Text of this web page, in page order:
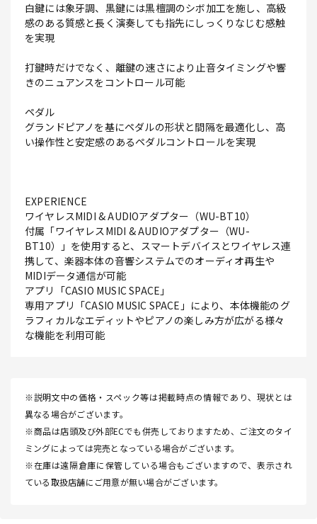
白鍵には象牙調、黒鍵には黒檀調のシボ加工を施し、高級
感のある質感と長く演奏しても指先にしっくりなじむ感触
を実現
打鍵時だけでなく、離鍵の速さにより止音タイミングや響
きのニュアンスをコントロール可能
ペダル
グランドピアノを基にペダルの形状と間隔を最適化し、高
い操作性と安定感のあるペダルコントロールを実現
EXPERIENCE
ワイヤレスMIDI & AUDIOアダプター（WU-BT10）
付属「ワイヤレスMIDI & AUDIOアダプター（WU-
BT10）」を使用すると、スマートデバイスとワイヤレス連
携して、楽器本体の音響システムでのオーディオ再生や
MIDIデータ通信が可能
アプリ「CASIO MUSIC SPACE」
専用アプリ「CASIO MUSIC SPACE」により、本体機能のグ
ラフィカルなエディットやピアノの楽しみ方が広がる様々
な機能を利用可能
※説明文中の価格・スペック等は掲載時点の情報であり、現状とは
異なる場合がございます。
※商品は店頭及び外部ECでも併売しておりますため、ご注文のタイ
ミングによっては完売となっている場合がございます。
※在庫は遠隔倉庫に保管している場合もございますので、表示され
ている取扱店舗にご用意が無い場合がございます。